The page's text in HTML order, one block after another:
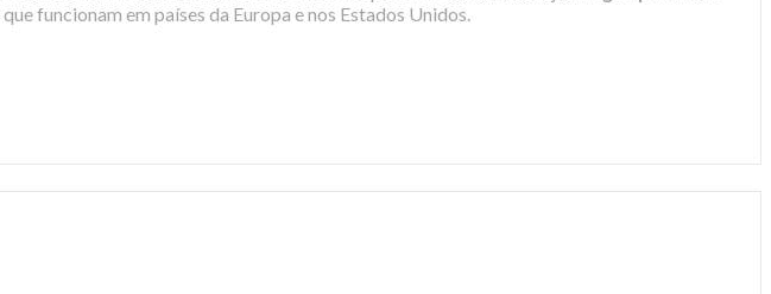
funcionam em países da Europa e nos Estados Unidos.